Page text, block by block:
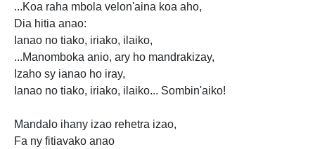
...Koa raha mbola velon'aina koa aho,
Dia hitia anao:
Ianao no tiako, iriako, ilaiko,
...Manomboka anio, ary ho mandrakizay,
Izaho sy ianao ho iray,
Ianao no tiako, iriako, ilaiko... Sombin'aiko!
Mandalo ihany izao rehetra izao,
Fa ny fitiavako anao